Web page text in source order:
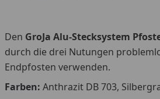
Den GroJa Alu-Stecksystem
durch die drei Nutungen
Endpfosten verwenden.
Farben: Anthrazit DB 703,